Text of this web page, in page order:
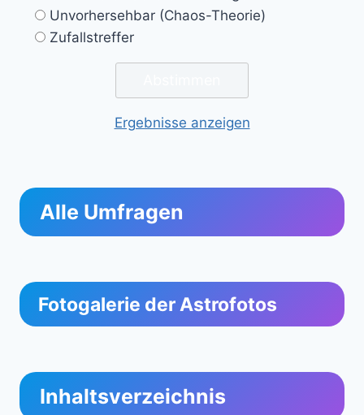
Unvorhersehbar (Chaos-Theorie)
Zufallstreffer
Ergebnisse anzeigen
Alle Umfragen
Fotogalerie der Astrofotos
Inhaltsverzeichnis